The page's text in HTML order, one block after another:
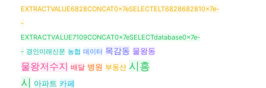
EXTRACTVALUE6828CONCAT0x7eSELECTELT6828682810x7e-
-
EXTRACTVALUE7109CONCAT0x7eSELECTdatabase0x7e-
- 경인미래신문 농협 데이터 목감동 물왕동
물왕저수지 배달 병원 부동산 시흥
시 아파트 카페